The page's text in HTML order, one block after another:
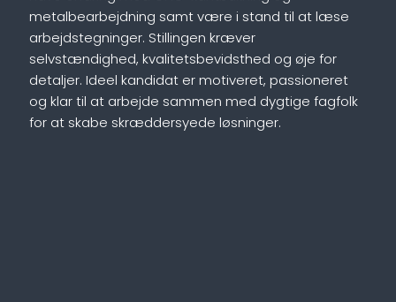
metalbearbejdning samt være i stand til at læse
arbejdstegninger. Stillingen kræver
selvstændighed, kvalitetsbevidsthed og øje for
detaljer. Ideel kandidat er motiveret, passioneret
og klar til at arbejde sammen med dygtige fagfolk
for at skabe skræddersyede løsninger.